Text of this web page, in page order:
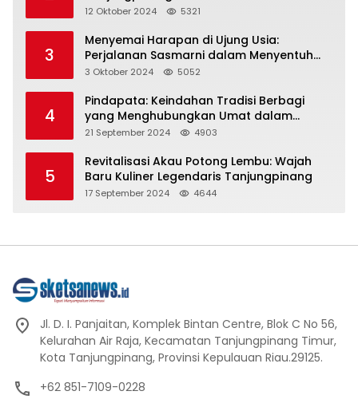
Representasi
12 Oktober 2024 5321
3
Menyemai Harapan di Ujung Usia:
Perjalanan Sasmarni dalam Menyentuh
Hati dan Jiwa
3 Oktober 2024 5052
4
Pindapata: Keindahan Tradisi Berbagi
yang Menghubungkan Umat dalam
Spiritualitas dan Kebersamaan dalam
21 September 2024 4903
5
Revitalisasi Akau Potong Lembu: Wajah
Baru Kuliner Legendaris Tanjungpinang
17 September 2024 4644
Jl. D. I. Panjaitan, Komplek Bintan Centre, Blok C No 56,
Kelurahan Air Raja, Kecamatan Tanjungpinang Timur,
Kota Tanjungpinang, Provinsi Kepulauan Riau.29125.
+62 851-7109-0228